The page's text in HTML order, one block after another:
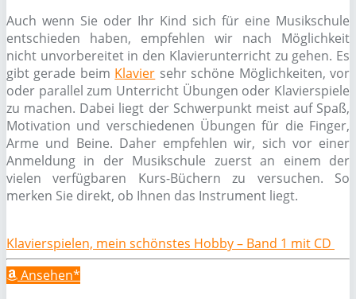
Auch wenn Sie oder Ihr Kind sich für eine Musikschule
entschieden haben, empfehlen wir nach Möglichkeit
nicht unvorbereitet in den Klavierunterricht zu gehen. Es
gibt gerade beim Klavier sehr schöne Möglichkeiten, vor
oder parallel zum Unterricht Übungen oder Klavierspiele
zu machen. Dabei liegt der Schwerpunkt meist auf Spaß,
Motivation und verschiedenen Übungen für die Finger,
Arme und Beine. Daher empfehlen wir, sich vor einer
Anmeldung in der Musikschule zuerst an einem der
vielen verfügbaren Kurs-Büchern zu versuchen. So
merken Sie direkt, ob Ihnen das Instrument liegt.
Klavierspielen, mein schönstes Hobby – Band 1 mit CD
Ansehen*